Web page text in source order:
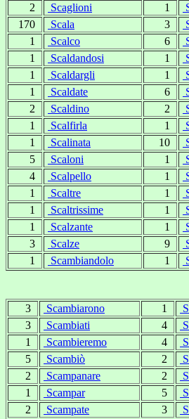
2
Scaglioni 1
170
Scala 3
1
Scalco 6
1
Scaldandosi 1
1
Scaldargli 1
1
Scaldate 6
2
Scaldino 2
1
Scalfirla 1
1
Scalinata 10
5
Scaloni 1
4
Scalpello 1
1
Scaltre 1
1
Scaltrissime 1
1
Scalzante 1
3
Scalze 9
1
Scambiandolo 1
3 Scambiarono 1
3
Scambiati 4
1
Scambieremo 4
5
Scambiò 2
2
Scampanare 2
1
Scampar 5
2
Scampate 3